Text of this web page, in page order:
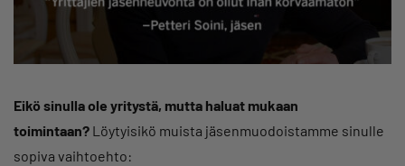
Eikö sinulla ole yritystä, mutta haluat mukaan
toimintaan? Löytyisikö muista jäsenmuodoistamme sinulle
sopiva vaihtoehto: